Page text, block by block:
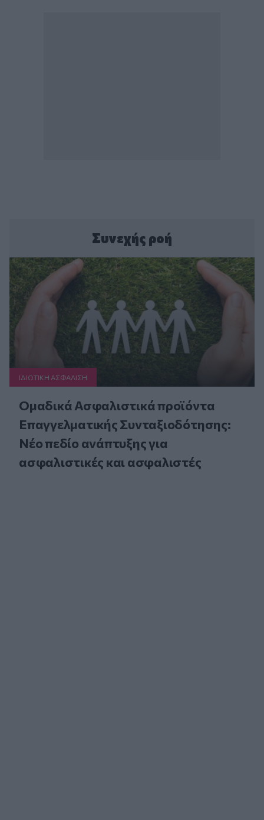
Συνεχής ροή
ΙΔΙΩΤΙΚΗ ΑΣΦAΛΙΣΗ
Ομαδικά Ασφαλιστικά προϊόντα
Επαγγελματικής Συνταξιοδότησης:
Νέο πεδίο ανάπτυξης για
ασφαλιστικές και ασφαλιστές